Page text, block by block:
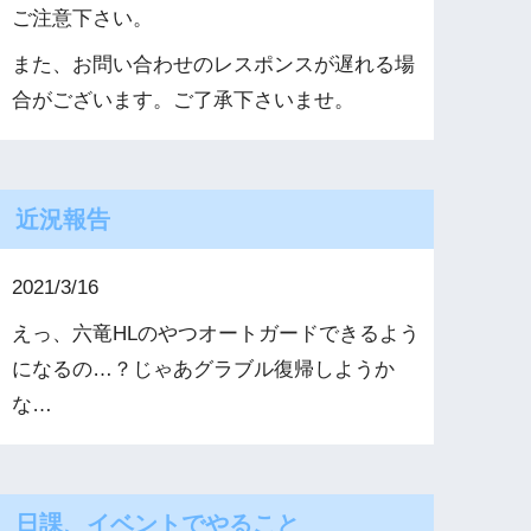
ご注意下さい。
また、お問い合わせのレスポンスが遅れる場
合がございます。ご了承下さいませ。
近況報告
2021/3/16
えっ、六竜HLのやつオートガードできるよう
になるの…？じゃあグラブル復帰しようか
な…
日課、イベントでやること